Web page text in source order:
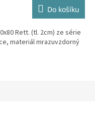
Do košíku
Rett. (tl. 2cm) ze série
materiál mrazuvzdorný